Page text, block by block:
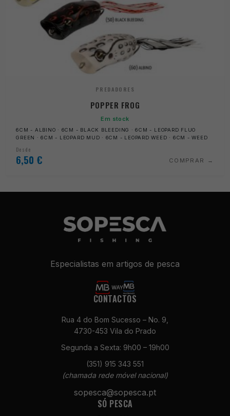
PREDADORES
POPPER FROG
Em stock
6CM - ALBINO · 6CM - BLACK BLEEDING · 6CM - LEOPARD FLUO
GREEN · 6CM - LEOPARD MUD · 6CM - LEOPARD WEED · 6CM - WEED
Desde
6,50 € COMPRAR
Especialistas em artigos de pesca
CONTACTOS
Rua 4 do Bom Sucesso – No. 9,
4730-453 Vila do Prado
Segunda a Sexta: 9h00 – 19h00
(351) 915 343 551
(chamada rede móvel nacional)
sopesca@sopesca.pt
SÓ PESCA